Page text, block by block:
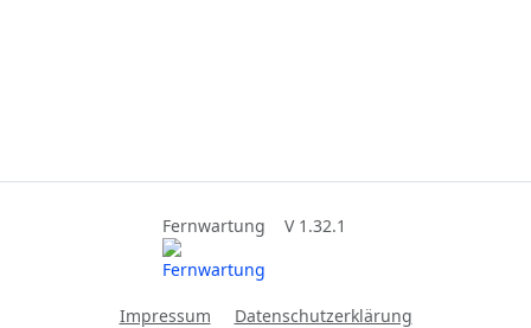
Fernwartung V 1.32.1
Impressum Datenschutzerklärung